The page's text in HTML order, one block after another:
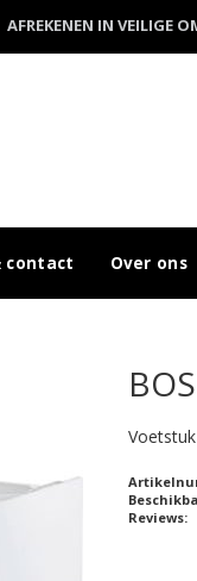
AFREKENEN IN VEILIGE
contact Over ons
Reviews: